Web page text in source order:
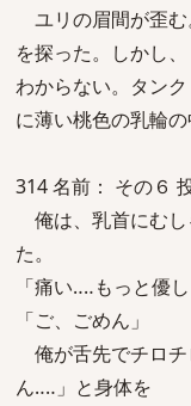
ユリの眉間が歪
を探った。しかし、
わからない。タン
に薄い桃色の乳輪
314 名前： その６
俺は、乳首にむし
た。
「痛い‥‥もっと優
「ご、ごめん」
俺が舌先でチロチ
ん‥‥」と身体を